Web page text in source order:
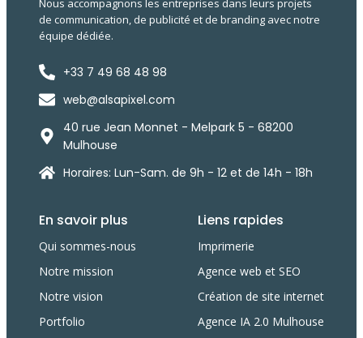
Nous accompagnons les entreprises dans leurs projets
de communication, de publicité et de branding avec notre
équipe dédiée.
+33 7 49 68 48 98
web@alsapixel.com
40 rue Jean Monnet - Melpark 5 - 68200
Mulhouse
Horaires: Lun-Sam. de 9h - 12 et de 14h - 18h
En savoir plus
Qui sommes-nous
Notre mission
Notre vision
Portfolio
Liens rapides
Imprimerie
Agence web et SEO
Création de site internet
Agence IA 2.0 Mulhouse